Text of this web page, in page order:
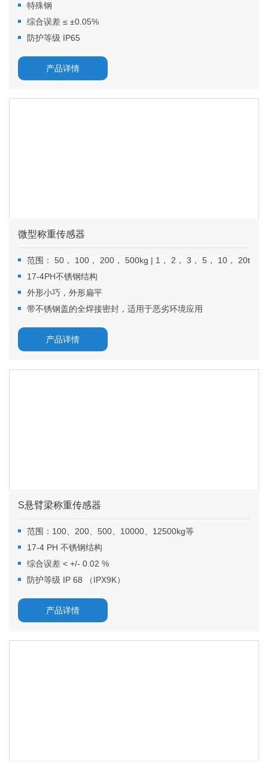
特殊钢
综合误差 ≤ ±0.05%
防护等级 IP65
产品详情
微型称重传感器
范围： 50， 100， 200， 500kg | 1， 2， 3， 5， 10， 20t
17-4PH不锈钢结构
外形小巧，外形扁平
带不锈钢盖的全焊接密封，适用于恶劣环境应用
产品详情
S悬臂梁称重传感器
范围：100、200、500、10000、12500kg等
17-4 PH 不锈钢结构
综合误差 < +/- 0.02 %
防护等级 IP 68 （IPX9K）
产品详情